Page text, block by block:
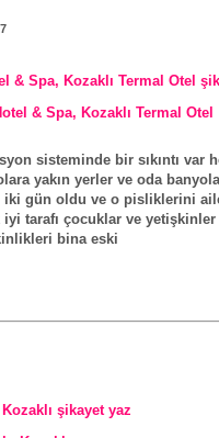
& Spa, Kozaklı Termal Otel
& Spa, Kozaklı Termal Otel
sisteminde bir sıkıntı var
yakın yerler ve oda
iki gün oldu ve o pisliklerini
iyi tarafı çocuklar ve
bina eski
şikayet yaz